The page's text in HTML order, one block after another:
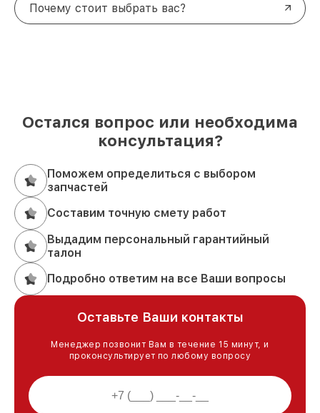
Почему стоит выбрать вас?
Остался вопрос или необходима
консультация?
Поможем определиться с выбором
запчастей
Составим точную смету работ
Выдадим персональный гарантийный
талон
Подробно ответим на все Ваши вопросы
Оставьте Ваши контакты
Менеджер позвонит Вам в течение 15 минут, и
проконсультирует по любому вопросу